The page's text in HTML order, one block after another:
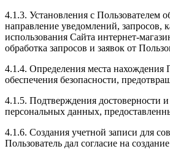
4.1.3. Установления с Пользователем
направление уведомлений, запросов,
использования Сайта интернет-
обработка запросов и заявок от
4.1.4. Определения места нахождения
обеспечения безопасности,
4.1.5. Подтверждения достоверности
персональных данных,
4.1.6. Создания учетной записи для
Пользователь дал согласие на